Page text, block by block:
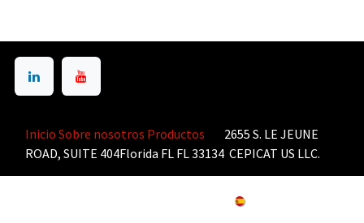
Inicio Sobre nosotros Productos 2655 S. LE JEUNE
ROAD, SUITE 404Florida FL FL 33134 CEPICAT US LLC.